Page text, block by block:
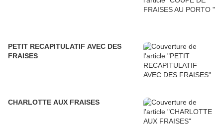
PETIT RECAPITULATIF AVEC DES
FRAISES
CHARLOTTE AUX FRAISES